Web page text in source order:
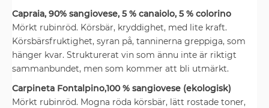
Capraia, 90% sangiovese, 5 % canaiolo, 5 % colorino
Mörkt rubinröd. Körsbär, kryddighet, med lite kraft.
Körsbärsfruktighet, syran på, tanninerna greppiga, som
hänger kvar. Strukturerat vin som ännu inte är riktigt
sammanbundet, men som kommer att bli utmärkt.
Carpineta Fontalpino,100 % sangiovese (ekologisk)
Mörkt rubinröd. Mogna röda körsbär, lätt rostade toner,